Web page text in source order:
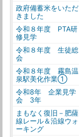
政府備蓄米をいただ
きました
令和８年度 PTA研
修見学
令和８年度 生徒総
会
令和８年度 霧島温
泉駅美化作業①
令和8年 企業見学
会 3年
まもなく復旧－肥薩
線レール＆沿線ウォ
ーキング